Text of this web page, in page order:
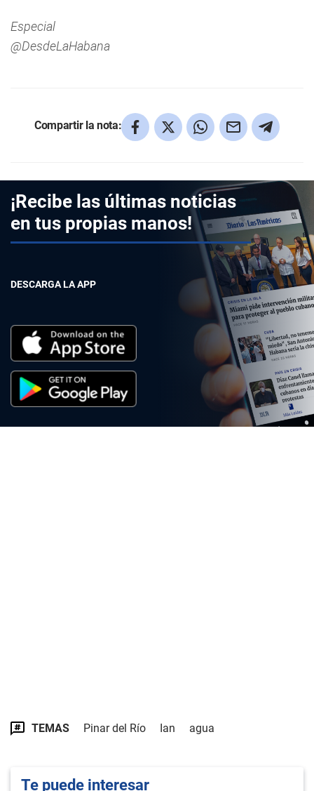
Especial
@DesdeLaHabana
Compartir la nota:
¡Recibe las últimas noticias
en tus propias manos!
DESCARGA LA APP
TEMAS Pinar del Río Ian agua
Te puede interesar